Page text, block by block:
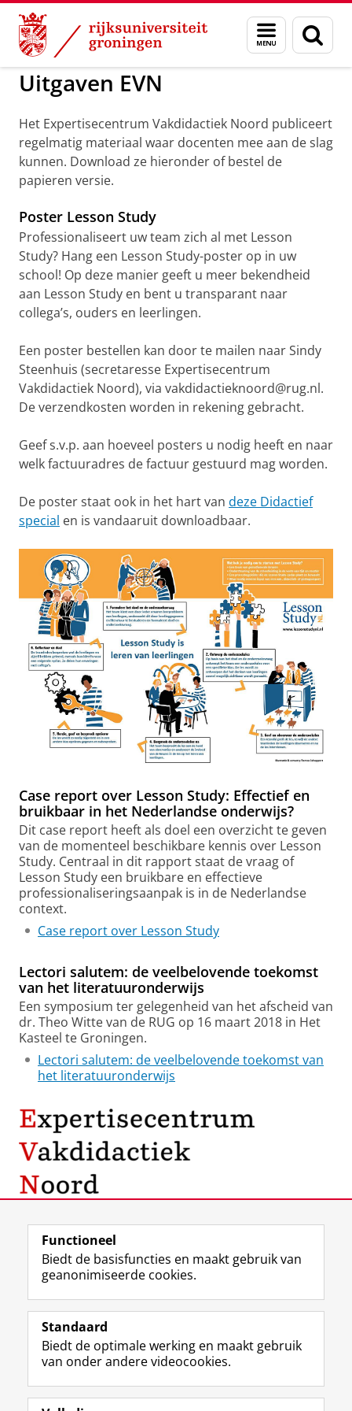
Skip
Content
Skip
Navigation
Menu
en
zoeken
GMW Expertisecentrum Vakdidactiek Noord
Uitgaven EVN
Het Expertisecentrum Vakdidactiek Noord publiceert
regelmatig materiaal waar docenten mee aan de slag
kunnen. Download ze hieronder of bestel de
papieren versie.
Poster Lesson Study
Professionaliseert uw team zich al met Lesson
Study? Hang een Lesson Study-poster op in uw
school! Op deze manier geeft u meer bekendheid
aan Lesson Study en bent u transparant naar
collega’s, ouders en leerlingen.
Een poster bestellen kan door te mailen naar Sindy
Steenhuis (secretaresse Expertisecentrum
Vakdidactiek Noord), via vakdidactieknoord@rug.nl.
De verzendkosten worden in rekening gebracht.
Geef s.v.p. aan hoeveel posters u nodig heeft en naar
welk factuuradres de factuur gestuurd mag worden.
De poster staat ook in het hart van deze Didactief
special en is vandaaruit downloadbaar.
Case report over Lesson Study: Effectief en
bruikbaar in het Nederlandse onderwijs?
Dit case report heeft als doel een overzicht te geven
van de momenteel beschikbare kennis over Lesson
Study. Centraal in dit rapport staat de vraag of
Lesson Study een bruikbare en effectieve
professionaliseringsaanpak is in de Nederlandse
context.
Case report over Lesson Study
Lectori salutem: de veelbelovende toekomst
van het literatuuronderwijs
Een symposium ter gelegenheid van het afscheid van
dr. Theo Witte van de RUG op 16 maart 2018 in Het
Kasteel te Groningen.
Lectori salutem: de veelbelovende toekomst van
het literatuuronderwijs
Laatst gewijzigd: 15 juli 2024 11:01
Volg de RUG
F
a
e
b
o
L
i
k
e
I
R
S
-
f
e
I
n
t
r
Y
o
T
e
Studiekiezers
Functioneel
Biedt de basisfuncties en maakt gebruik van
geanonimiseerde cookies.
Standaard
Biedt de optimale werking en maakt gebruik
van onder andere videocookies.